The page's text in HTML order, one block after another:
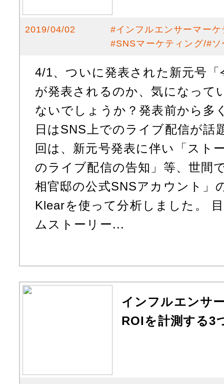
2019/04/02 #インフルエンサーマー
#SNSマーケティング #
4/1、ついに発表された新元号
が発表されるのか、気になって
ないでしょうか？発表前から多
日はSNS上でのライブ配信が話
回は、新元号発表に伴い「スト
のライブ配信の告知」等、世間
相官邸の公式SNSアカウント」
Klearを使って分析しました。
ムストーリー...
インフルエンサ
ROIを計測する3